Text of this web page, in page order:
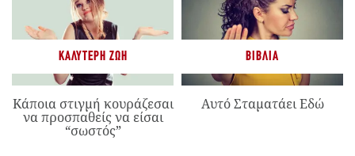
ΚΑΛΎΤΕΡΗ ΖΩΉ
Κάποια στιγμή κουράζεσαι
να προσπαθείς να είσαι
“σωστός”
ΒΙΒΛΊΑ
Αυτό Σταματάει Εδώ